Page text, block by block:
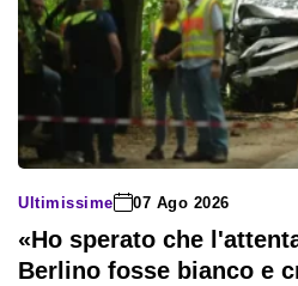
Ultimissime 07 Ago 2026
«Ho sperato che
Berlino fosse bianco e